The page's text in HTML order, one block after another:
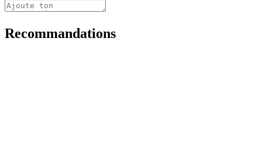
Recommandations